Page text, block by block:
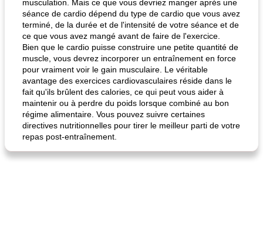
musculation. Mais ce que vous devriez manger après une
séance de cardio dépend du type de cardio que vous avez
terminé, de la durée et de l'intensité de votre séance et de
ce que vous avez mangé avant de faire de l'exercice.
Bien que le cardio puisse construire une petite quantité de
muscle, vous devrez incorporer un entraînement en force
pour vraiment voir le gain musculaire. Le véritable
avantage des exercices cardiovasculaires réside dans le
fait qu'ils brûlent des calories, ce qui peut vous aider à
maintenir ou à perdre du poids lorsque combiné au bon
régime alimentaire. Vous pouvez suivre certaines
directives nutritionnelles pour tirer le meilleur parti de votre
repas post-entraînement.